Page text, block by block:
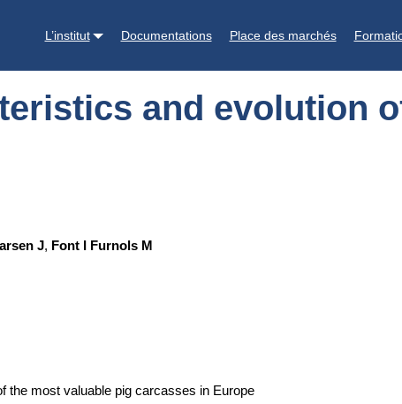
L’institut Documentations Place des marchés
and evolution
J, Font I Furnols M
the most valuable pig carcasses in Europe